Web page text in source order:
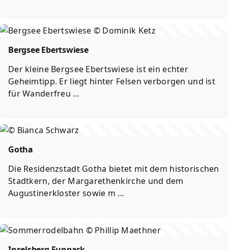
Bergsee Ebertswiese
Der kleine Bergsee Ebertswiese ist ein echter
Geheimtipp. Er liegt hinter Felsen verborgen und ist
für Wanderfreu …
Gotha
Die Residenzstadt Gotha bietet mit dem historischen
Stadtkern, der Margarethenkirche und dem
Augustinerkloster sowie m …